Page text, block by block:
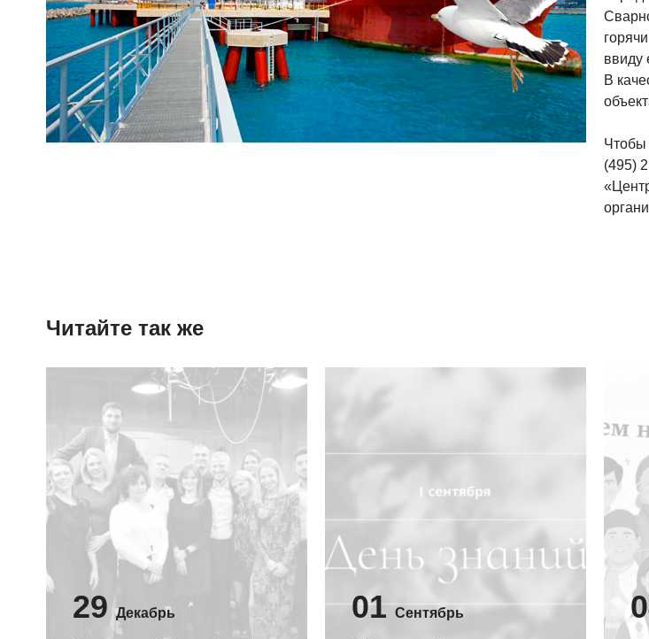
ввиду
В
Чтобы
(495)
Читайте так же
29 Декабрь 01 Сентябрь